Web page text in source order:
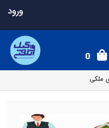
ورود
0
ملکی